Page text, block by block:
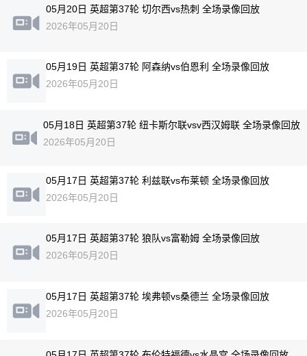
05月20日 英超第37轮 切尔西vs热刺 全场录像回放
2026年05月20日
05月19日 英超第37轮 阿森纳vs伯恩利 全场录像回放
2026年05月20日
05月18日 英超第37轮 纽卡斯尔联vsv西汉姆联 全场录像回放
2026年05月20日
05月17日 英超第37轮 利兹联vs布莱顿 全场录像回放
2026年05月20日
05月17日 英超第37轮 狼队vs富勒姆 全场录像回放
2026年05月20日
05月17日 英超第37轮 埃弗顿vs桑德兰 全场录像回放
2026年05月20日